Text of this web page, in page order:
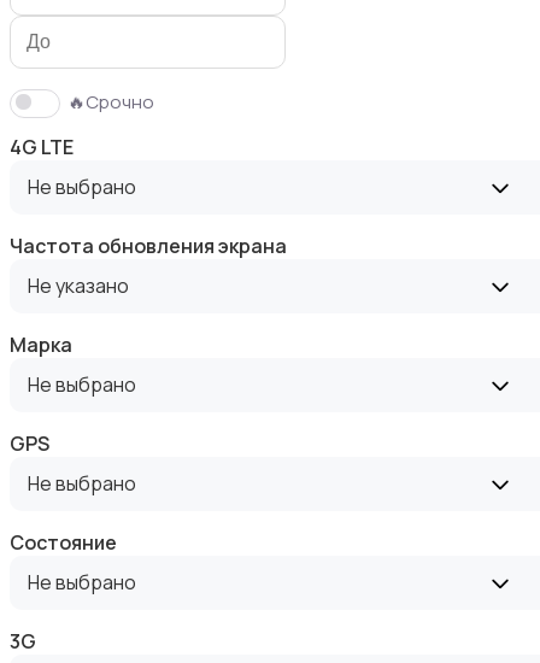
Умные часы и браслеты
Стационарные телефоны
Рации и спутниковые телефоны
🔥Срочно
4G LTE
Не выбрано
Частота обновления экрана
Не указано
Марка
Не выбрано
GPS
Не выбрано
Состояние
Не выбрано
3G